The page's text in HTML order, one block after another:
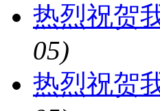
热烈祝贺
05)
热烈祝贺